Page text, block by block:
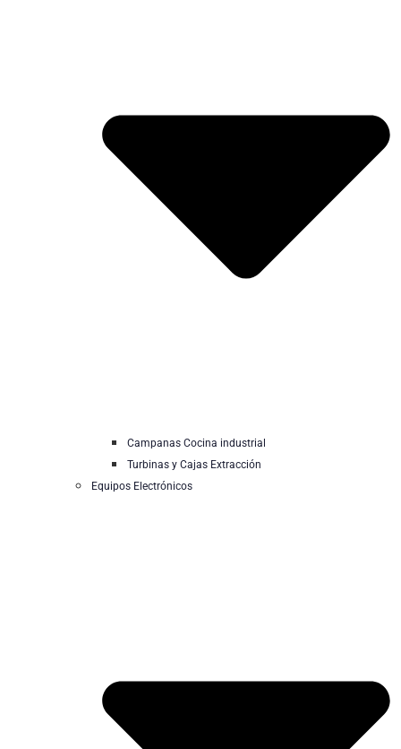
Campanas Cocina industrial
Turbinas y Cajas Extracción
Equipos Electrónicos